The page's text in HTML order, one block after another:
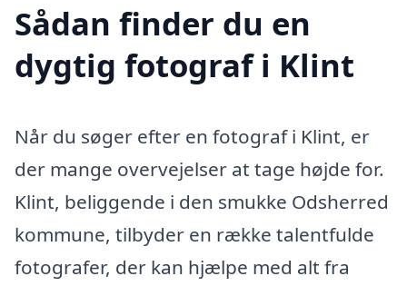
Sådan finder du en
dygtig fotograf i Klint
Når du søger efter en fotograf i Klint, er
der mange overvejelser at tage højde for.
Klint, beliggende i den smukke Odsherred
kommune, tilbyder en række talentfulde
fotografer, der kan hjælpe med alt fra